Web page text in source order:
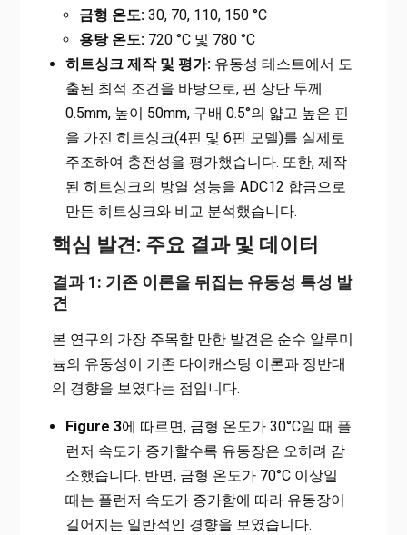
금형 온도:30, 70, 110, 150 °C
용탕 온도:720 °C 및 780 °C
히트싱크 제작 및 평가:유동성 테스트에서 도
출된 최적 조건을 바탕으로, 핀 상단 두께
0.5mm, 높이 50mm, 구배 0.5°의 얇고 높은 핀
을 가진 히트싱크(4핀 및 6핀 모델)를 실제로
주조하여 충전성을 평가했습니다. 또한, 제작
된 히트싱크의 방열 성능을 ADC12 합금으로
만든 히트싱크와 비교 분석했습니다.
핵심 발견: 주요 결과 및 데이터
결과 1: 기존 이론을 뒤집는 유동성 특성 발
견
본 연구의 가장 주목할 만한 발견은 순수 알루미
늄의 유동성이 기존 다이캐스팅 이론과 정반대
의 경향을 보였다는 점입니다.
Figure 3에 따르면, 금형 온도가 30°C일 때 플
런저 속도가 증가할수록 유동장은 오히려 감
소했습니다. 반면, 금형 온도가 70°C 이상일
때는 플런저 속도가 증가함에 따라 유동장이
길어지는 일반적인 경향을 보였습니다.